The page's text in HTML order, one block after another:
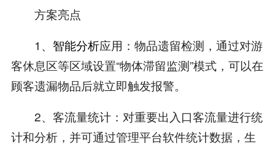
方案亮点
1、 智能分析应用：物品遗留检测，通过对游
客休息区等区域设置“物体滞留监测”模式，可以在
顾客遗漏物品后就立即触发报警。
2、客流量统计：对重要出入口客流量进行统
计和分析，并可通过管理平台软件统计数据，生